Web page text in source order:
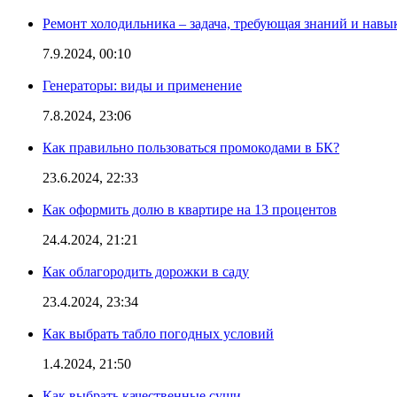
Ремонт холодильника – задача, требующая знаний и
7.9.2024, 00:10
Генераторы: виды и применение
7.8.2024, 23:06
Как правильно пользоваться промокодами в БК?
23.6.2024, 22:33
Как оформить долю в квартире на 13 процентов
24.4.2024, 21:21
Как облагородить дорожки в саду
23.4.2024, 23:34
Как выбрать табло погодных условий
1.4.2024, 21:50